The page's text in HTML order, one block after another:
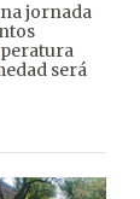
jornada
será